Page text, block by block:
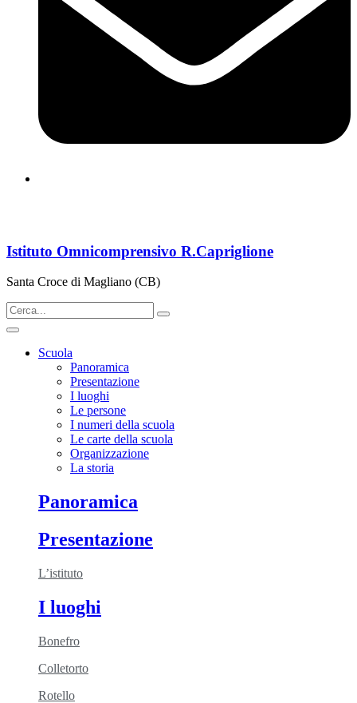
Istituto Omnicomprensivo R.Capriglione
Santa Croce di Magliano (CB)
Scuola
Panoramica
Presentazione
I luoghi
Le persone
I numeri della scuola
Le carte della scuola
Organizzazione
La storia
Panoramica
Presentazione
L’istituto
I luoghi
Bonefro
Colletorto
Rotello